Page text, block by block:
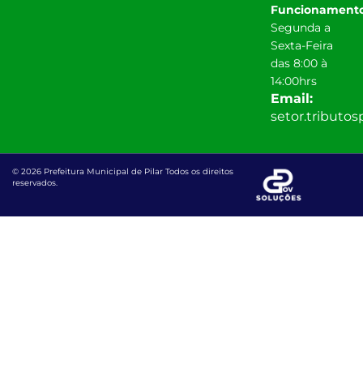
Segunda a
Sexta-Feira
das 8:00 à
14:00hrs
Email:
© 2026 Prefeitura Municipal de Pilar Todos os direitos
reservados.